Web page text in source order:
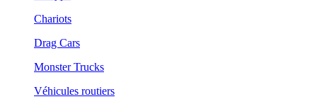
Chariots
Drag Cars
Monster Trucks
Véhicules routiers